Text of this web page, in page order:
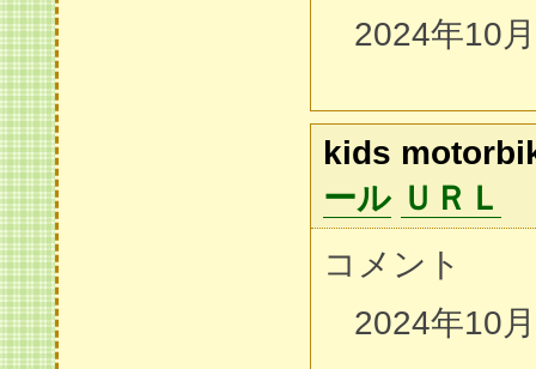
2024年10
kids
ール ＵＲＬ
コメント
2024年10